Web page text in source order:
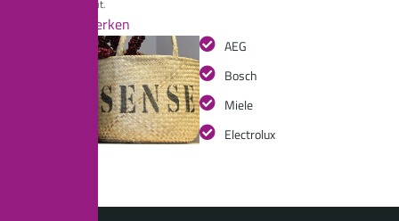
smaak en kwaliteit.
Onze merken
AEG
Bosch
Miele
Electrolux